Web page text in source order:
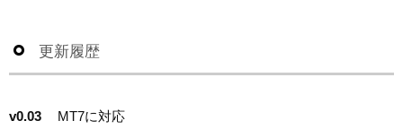
更新履歴
v0.03 MT7に対応